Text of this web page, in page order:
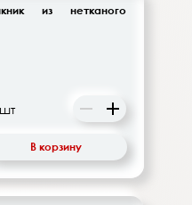
из нетканого
В корзину